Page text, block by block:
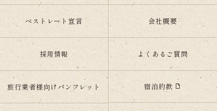
ベストレート宣言 会社概要
採用情報 よくあるご質問
旅行業者様向けパンフレット 宿泊約款